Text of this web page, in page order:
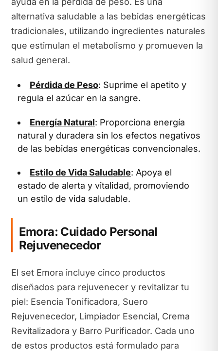
alternativa saludable a las bebidas energéticas
tradicionales, utilizando ingredientes naturales
que estimulan el metabolismo y promueven la
salud general.
Pérdida de Peso: Suprime el apetito y
regula el azúcar en la sangre.
Energía Natural: Proporciona energía
natural y duradera sin los efectos negativos
de las bebidas energéticas convencionales.
Estilo de Vida Saludable: Apoya el
estado de alerta y vitalidad, promoviendo
un estilo de vida saludable.
Emora: Cuidado Personal
Rejuvenecedor
El set Emora incluye cinco productos
diseñados para rejuvenecer y revitalizar tu
piel: Esencia Tonificadora, Suero
Rejuvenecedor, Limpiador Esencial, Crema
Revitalizadora y Barro Purificador. Cada uno
de estos productos está formulado para